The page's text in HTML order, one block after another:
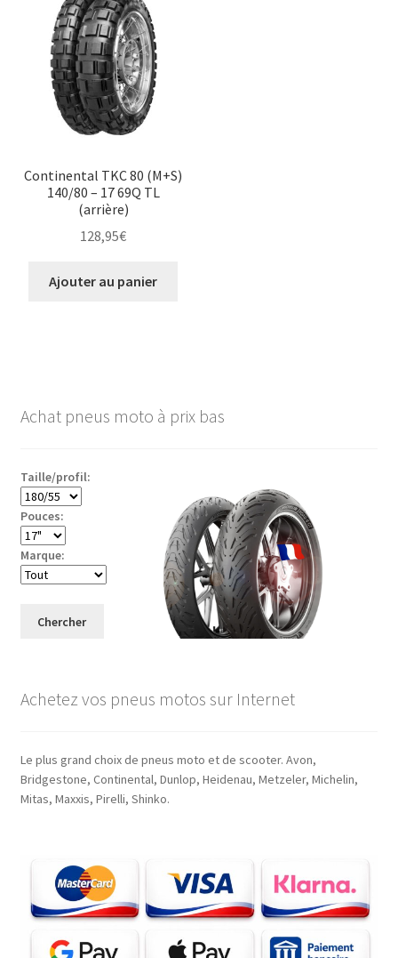
Continental TKC 80 (M+S)
140/80 – 17 69Q TL
(arrière)
128,95€
Ajouter au panier
Achat pneus moto à prix bas
Taille/profil:
Pouces:
Marque:
Chercher
Achetez vos pneus motos sur Internet
Le plus grand choix de pneus moto et de scooter. Avon,
Bridgestone, Continental, Dunlop, Heidenau, Metzeler, Michelin,
Mitas, Maxxis, Pirelli, Shinko.